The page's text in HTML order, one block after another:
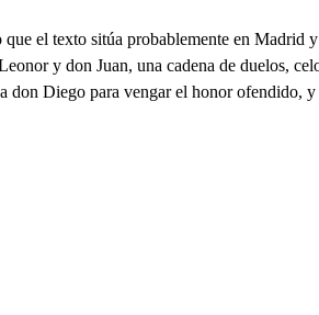
que el texto sitúa probablemente en
y don Juan, una cadena de duelos,
don Diego para vengar el honor ofendido,